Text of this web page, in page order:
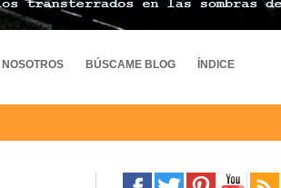
NOSOTROS BÚSCAME BLOG ÍNDICE